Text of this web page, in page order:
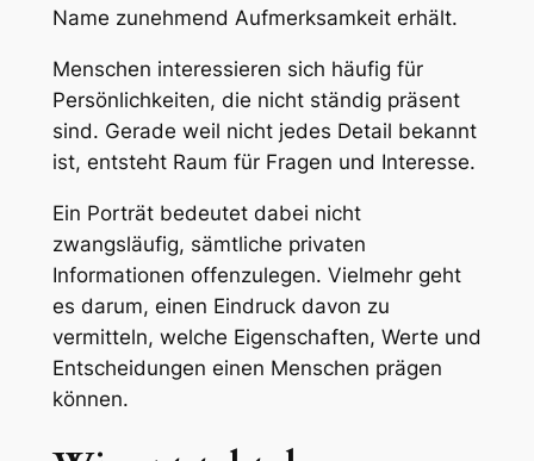
Name zunehmend Aufmerksamkeit erhält.
Menschen interessieren sich häufig für
Persönlichkeiten, die nicht ständig präsent
sind. Gerade weil nicht jedes Detail bekannt
ist, entsteht Raum für Fragen und Interesse.
Ein Porträt bedeutet dabei nicht
zwangsläufig, sämtliche privaten
Informationen offenzulegen. Vielmehr geht
es darum, einen Eindruck davon zu
vermitteln, welche Eigenschaften, Werte und
Entscheidungen einen Menschen prägen
können.